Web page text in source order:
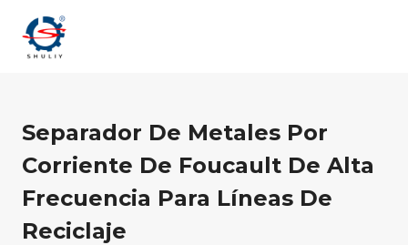
Saltar
Separador De Metales Por
Corriente De Foucault De Alta
Frecuencia Para Líneas De
Reciclaje